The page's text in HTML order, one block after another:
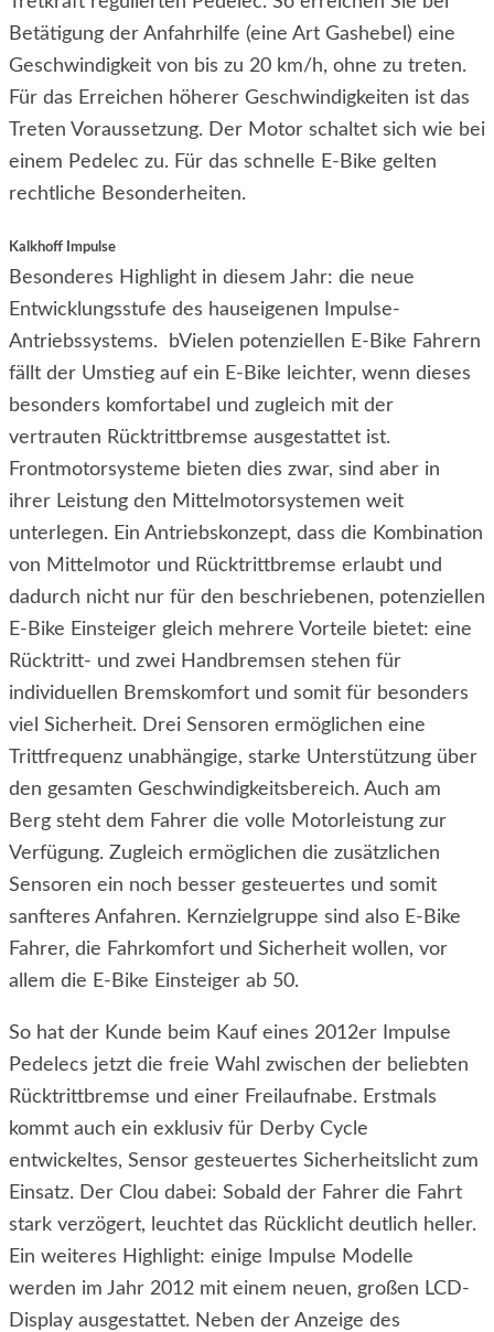
Betätigung der Anfahrhilfe (eine Art Gashebel) eine
Geschwindigkeit von bis zu 20 km/h, ohne zu treten.
Für das Erreichen höherer Geschwindigkeiten ist das
Treten Voraussetzung. Der Motor schaltet sich wie bei
einem Pedelec zu. Für das schnelle E-Bike gelten
rechtliche Besonderheiten.
Kalkhoff Impulse
Besonderes Highlight in diesem Jahr: die neue
Entwicklungsstufe des hauseigenen Impulse-
Antriebssystems. bVielen potenziellen E-Bike Fahrern
fällt der Umstieg auf ein E-Bike leichter, wenn dieses
besonders komfortabel und zugleich mit der
vertrauten Rücktrittbremse ausgestattet ist.
Frontmotorsysteme bieten dies zwar, sind aber in
ihrer Leistung den Mittelmotorsystemen weit
unterlegen. Ein Antriebskonzept, dass die Kombination
von Mittelmotor und Rücktrittbremse erlaubt und
dadurch nicht nur für den beschriebenen, potenziellen
E-Bike Einsteiger gleich mehrere Vorteile bietet: eine
Rücktritt- und zwei Handbremsen stehen für
individuellen Bremskomfort und somit für besonders
viel Sicherheit. Drei Sensoren ermöglichen eine
Trittfrequenz unabhängige, starke Unterstützung über
den gesamten Geschwindigkeitsbereich. Auch am
Berg steht dem Fahrer die volle Motorleistung zur
Verfügung. Zugleich ermöglichen die zusätzlichen
Sensoren ein noch besser gesteuertes und somit
sanfteres Anfahren. Kernzielgruppe sind also E-Bike
Fahrer, die Fahrkomfort und Sicherheit wollen, vor
allem die E-Bike Einsteiger ab 50.
So hat der Kunde beim Kauf eines 2012er Impulse
Pedelecs jetzt die freie Wahl zwischen der beliebten
Rücktrittbremse und einer Freilaufnabe. Erstmals
kommt auch ein exklusiv für Derby Cycle
entwickeltes, Sensor gesteuertes Sicherheitslicht zum
Einsatz. Der Clou dabei: Sobald der Fahrer die Fahrt
stark verzögert, leuchtet das Rücklicht deutlich heller.
Ein weiteres Highlight: einige Impulse Modelle
werden im Jahr 2012 mit einem neuen, großen LCD-
Display ausgestattet. Neben der Anzeige des